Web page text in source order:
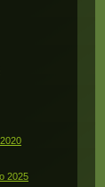
2025